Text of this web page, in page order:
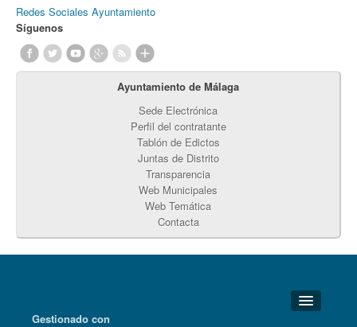
Redes Sociales Ayuntamiento
Síguenos
Ayuntamiento de Málaga
Sede Electrónica
Perfil del contratante
Tablón de Edictos
Juntas de Distrito
Transparencia
Web Municipales
Web Temática
Contacta
Gestionado con